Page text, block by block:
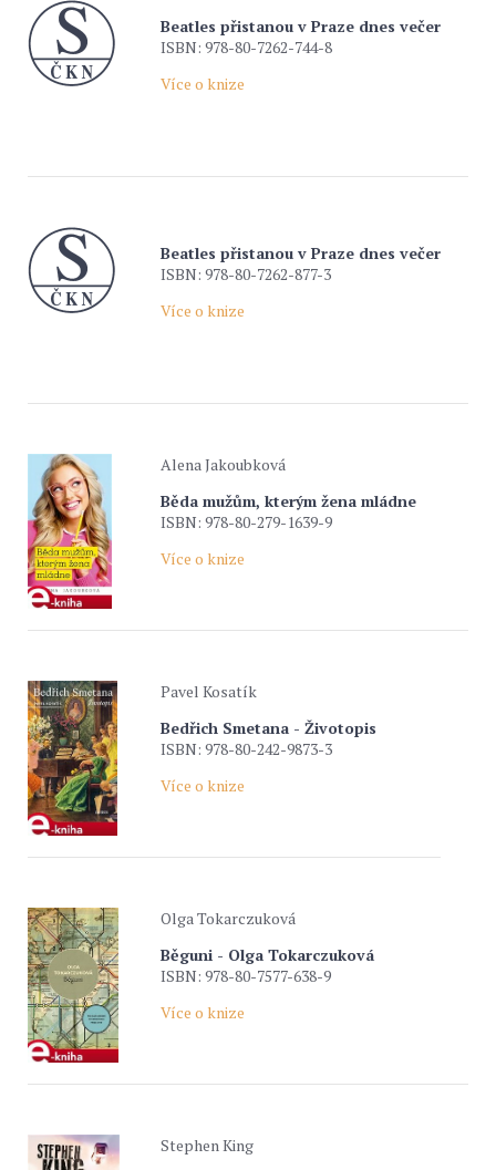
Beatles přistanou v Praze dnes večer
ISBN: 978-80-7262-744-8
Více o knize
Beatles přistanou v Praze dnes večer
ISBN: 978-80-7262-877-3
Více o knize
Alena Jakoubková
Běda mužům, kterým žena mládne
ISBN: 978-80-279-1639-9
Více o knize
Pavel Kosatík
Bedřich Smetana - Životopis
ISBN: 978-80-242-9873-3
Více o knize
Olga Tokarczuková
Běguni - Olga Tokarczuková
ISBN: 978-80-7577-638-9
Více o knize
Stephen King